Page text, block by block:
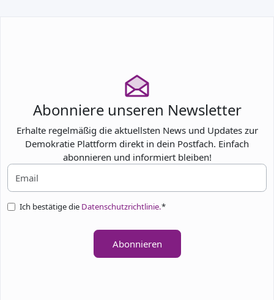
Abonniere unseren Newsletter
Erhalte regelmäßig die aktuellsten News und Updates zur
Demokratie Plattform direkt in dein Postfach. Einfach
abonnieren und informiert bleiben!
Ich bestätige die Datenschutzrichtlinie.*
Abonnieren